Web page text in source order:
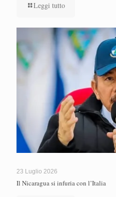
Leggi tutto
23 Luglio 2026
Il Nicaragua si infuria con l’Italia